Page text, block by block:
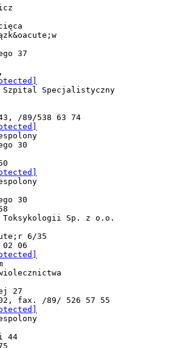
37
Szpital Specjalistyczny
/89/538 63 74
30
30
Toksykologii Sp. z o.o.
6/35
06
27
fax. /89/ 526 57 55
44